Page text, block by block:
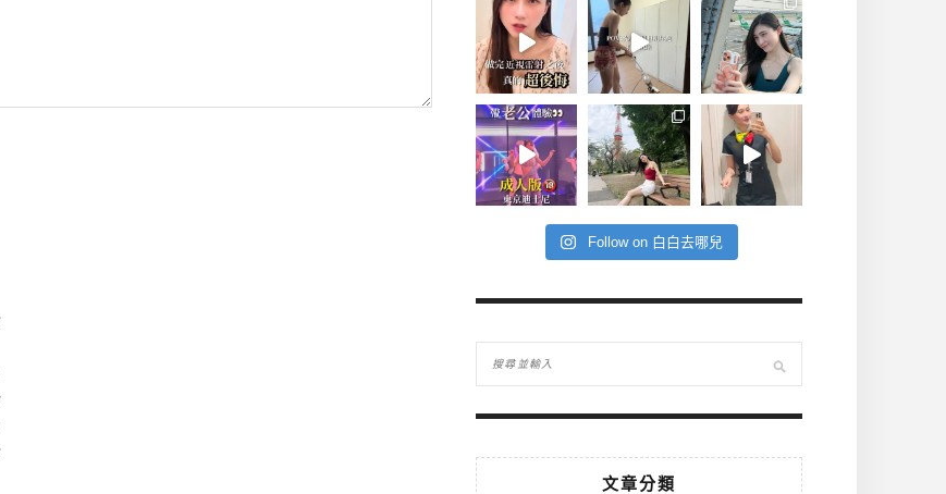
Follow on 白白去哪兒
文章分類